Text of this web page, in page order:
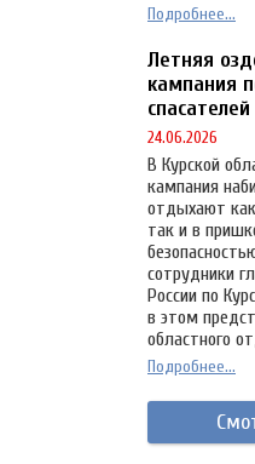
Подробнее...
Летняя
кампания
24.06.2026
В Курской
кампания
отдыхают
так и в
сотрудники
России по
в этом
областного
Подробнее...